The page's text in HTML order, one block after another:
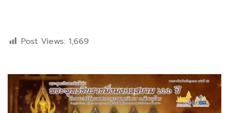
Post Views: 1,669